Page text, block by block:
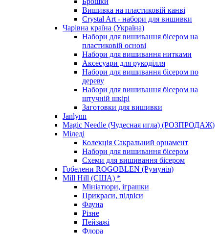
Вишивка на пластиковій канві
Crystal Art - набори для вишивки
Чарівна країна (Україна)
Набори для вишивання бісером на
пластиковій основі
Набори для вишивання нитками
Аксесуари для рукоділля
Набори для вишивання бісером по
дереву
Набори для вишивання бісером на
штучній шкірі
Заготовки для вишивки
Janlynn
Magic Needle (Чудесная игла) (РОЗПРОДАЖ)
Міледі
Колекція Сакральний орнамент
Набори для вишивання бісером
Схеми для вишивання бісером
Гобелени ROGOBLEN (Румунія)
Mill Hill (США) *
Мініатюри, іграшки
Прикраси, підвіси
Фауна
Різне
Пейзажі
Флора